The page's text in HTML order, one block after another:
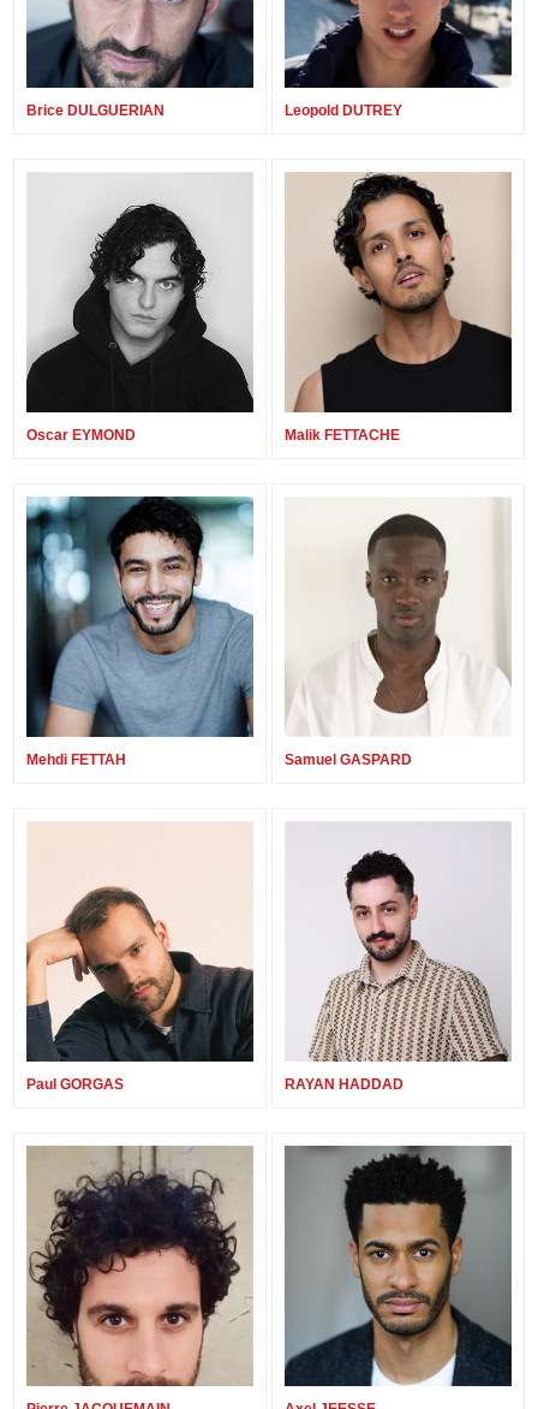
Brice DULGUERIAN Leopold DUTREY
Oscar EYMOND Malik FETTACHE
Mehdi FETTAH Samuel GASPARD
Paul GORGAS RAYAN HADDAD